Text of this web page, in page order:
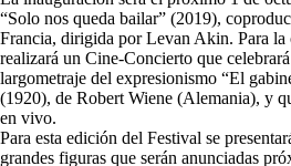
“Solo nos queda bailar” (2019),
Francia, dirigida por Levan Akin. Para la
realizará un Cine-Concierto que
largometraje del expresionismo “El
(1920), de Robert Wiene (Alemania), y
en vivo.
Para esta edición del Festival se
grandes figuras que serán anunciadas